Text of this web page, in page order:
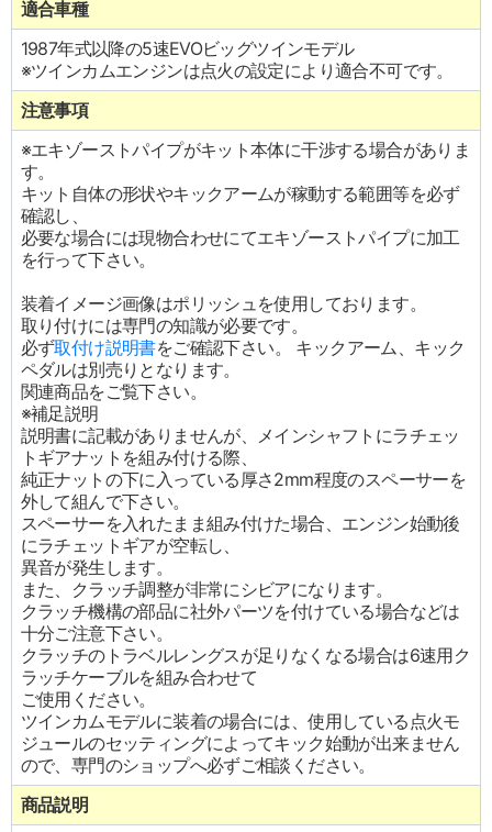
適合車種
1987年式以降の5速EVOビッグツインモデル
※ツインカムエンジンは点火の設定により適合不可です。
注意事項
※エキゾーストパイプがキット本体に干渉する場合がありま
す。
キット自体の形状やキックアームが稼動する範囲等を必ず
確認し、
必要な場合には現物合わせにてエキゾーストパイプに加工
を行って下さい。
装着イメージ画像はポリッシュを使用しております。
取り付けには専門の知識が必要です。
必ず取付け説明書をご確認下さい。 キックアーム、キック
ペダルは別売りとなります。
関連商品をご覧下さい。
※補足説明
説明書に記載がありませんが、メインシャフトにラチェッ
トギアナットを組み付ける際、
純正ナットの下に入っている厚さ2mm程度のスペーサーを
外して組んで下さい。
スペーサーを入れたまま組み付けた場合、エンジン始動後
にラチェットギアが空転し、
異音が発生します。
また、クラッチ調整が非常にシビアになります。
クラッチ機構の部品に社外パーツを付けている場合などは
十分ご注意下さい。
クラッチのトラベルレングスが足りなくなる場合は6速用ク
ラッチケーブルを組み合わせて
ご使用ください。
ツインカムモデルに装着の場合には、使用している点火モ
ジュールのセッティングによってキック始動が出来ません
ので、専門のショップへ必ずご相談ください。
商品説明